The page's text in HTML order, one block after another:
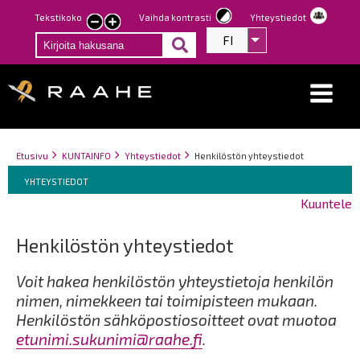
Hyppää
pääsisältöön
Tekstikoko
Pienennä
tekstin
kokoa
Suurenna
tekstin
kokoa
Vaihda kontrasti Yhteystiedot
FI Listaa
Breadcrumbs
You
here:
Etusivu KUNTAINFO Yhteystiedot Henkilöstön yhteystiedot
Breadcrumbs
You
are
YHTEYSTIEDOT
Kuuntele
Henkilöstön yhteystiedot
Voit hakea henkilöstön yhteystietoja henkilön
nimen, nimekkeen tai toimipisteen mukaan.
Henkilöstön sähköpostiosoitteet ovat muotoa
etunimi.sukunimi@raahe.fi.